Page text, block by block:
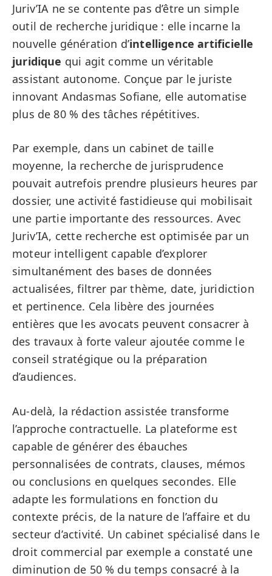
Juriv’IA ne se contente pas d’être un simple
outil de recherche juridique : elle incarne la
nouvelle génération d’intelligence artificielle
juridique qui agit comme un véritable
assistant autonome. Conçue par le juriste
innovant Andasmas Sofiane, elle automatise
plus de 80 % des tâches répétitives.
Par exemple, dans un cabinet de taille
moyenne, la recherche de jurisprudence
pouvait autrefois prendre plusieurs heures par
dossier, une activité fastidieuse qui mobilisait
une partie importante des ressources. Avec
Juriv’IA, cette recherche est optimisée par un
moteur intelligent capable d’explorer
simultanément des bases de données
actualisées, filtrer par thème, date, juridiction
et pertinence. Cela libère des journées
entières que les avocats peuvent consacrer à
des travaux à forte valeur ajoutée comme le
conseil stratégique ou la préparation
d’audiences.
Au-delà, la rédaction assistée transforme
l’approche contractuelle. La plateforme est
capable de générer des ébauches
personnalisées de contrats, clauses, mémos
ou conclusions en quelques secondes. Elle
adapte les formulations en fonction du
contexte précis, de la nature de l’affaire et du
secteur d’activité. Un cabinet spécialisé dans le
droit commercial par exemple a constaté une
diminution de 50 % du temps consacré à la